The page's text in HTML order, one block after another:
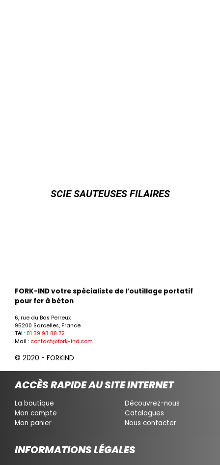
SCIE SAUTEUSES FILAIRES
FORK-IND votre spécialiste de l’outillage portatif
pour fer à béton
6, rue du Bas Perreux
95200 Sarcelles, France
Tél : 01 39 93 88 72
Mail : contact@fork-ind.com
© 2020 - FORKIND
ACCÈS RAPIDE AU SITE INTERNET
La boutique
Mon compte
Mon panier
Découvrez-nous
Catalogues
Nous contacter
INFORMATIONS LÉGALES